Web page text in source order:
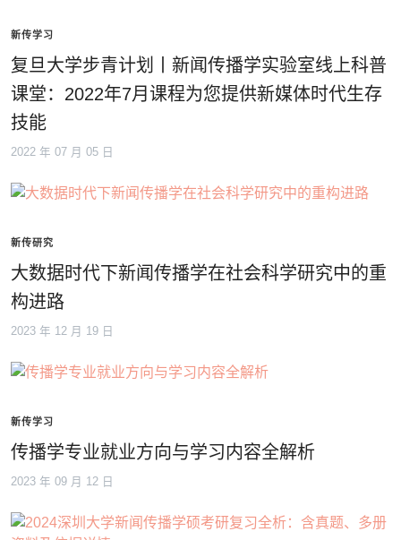
新传学习
复旦大学步青计划丨新闻传播学实验室线上科普
课堂：2022年7月课程为您提供新媒体时代生存
技能
2022 年 07 月 05 日
新传研究
大数据时代下新闻传播学在社会科学研究中的重
构进路
2023 年 12 月 19 日
新传学习
传播学专业就业方向与学习内容全解析
2023 年 09 月 12 日